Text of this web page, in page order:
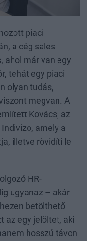
piaci
a cég sales
ahol már van egy
tehát egy piaci
olyan tudás,
megvan. A
Kovács, az
amely a
illetve rövidíti le
HR-
ugyanaz – akár
betölthető
az egy jelöltet, aki
hosszú távon